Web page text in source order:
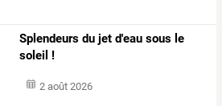
Splendeurs du jet d'eau sous le
soleil !
2 août 2026